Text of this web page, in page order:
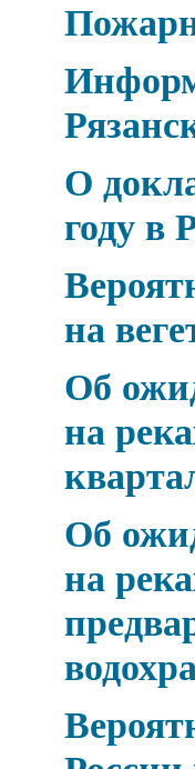
О
году в
на
Об
на
Об
на